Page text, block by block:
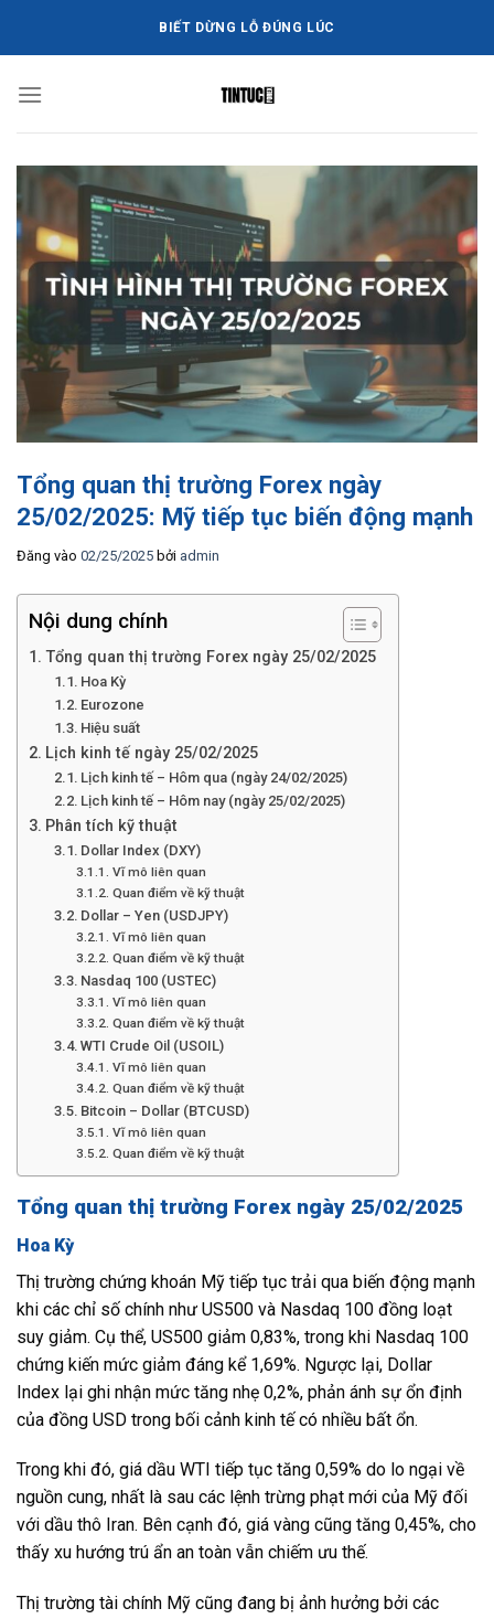
dung
BIẾT DỪNG LỖ ĐÚNG LÚC
Tổng quan thị trường Forex ngày
25/02/2025: Mỹ tiếp tục biến động mạnh
Đăng vào 02/25/2025 bởi admin
Nội dung chính
Tổng quan thị trường Forex ngày 25/02/2025
Hoa Kỳ
Eurozone
Hiệu suất
Lịch kinh tế ngày 25/02/2025
Lịch kinh tế – Hôm qua (ngày 24/02/2025)
Lịch kinh tế – Hôm nay (ngày 25/02/2025)
Phân tích kỹ thuật
Dollar Index (DXY)
Vĩ mô liên quan
Quan điểm về kỹ thuật
Dollar – Yen (USDJPY)
Vĩ mô liên quan
Quan điểm về kỹ thuật
Nasdaq 100 (USTEC)
Vĩ mô liên quan
Quan điểm về kỹ thuật
WTI Crude Oil (USOIL)
Vĩ mô liên quan
Quan điểm về kỹ thuật
Bitcoin – Dollar (BTCUSD)
Vĩ mô liên quan
Quan điểm về kỹ thuật
Tổng quan thị trường Forex ngày 25/02/2025
Hoa Kỳ
Thị trường chứng khoán Mỹ tiếp tục trải qua biến động mạnh
khi các chỉ số chính như US500 và Nasdaq 100 đồng loạt
suy giảm. Cụ thể, US500 giảm 0,83%, trong khi Nasdaq 100
chứng kiến mức giảm đáng kể 1,69%. Ngược lại, Dollar
Index lại ghi nhận mức tăng nhẹ 0,2%, phản ánh sự ổn định
của đồng USD trong bối cảnh kinh tế có nhiều bất ổn.
Trong khi đó, giá dầu WTI tiếp tục tăng 0,59% do lo ngại về
nguồn cung, nhất là sau các lệnh trừng phạt mới của Mỹ đối
với dầu thô Iran. Bên cạnh đó, giá vàng cũng tăng 0,45%, cho
thấy xu hướng trú ẩn an toàn vẫn chiếm ưu thế.
Thị trường tài chính Mỹ cũng đang bị ảnh hưởng bởi các